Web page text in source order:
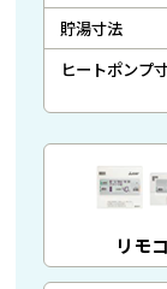
貯湯寸法
ヒートポンプ
リモ